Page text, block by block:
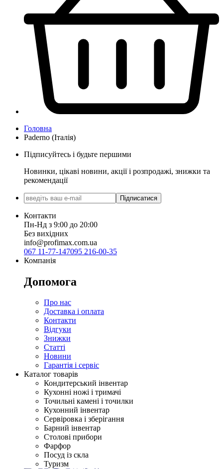
Головна
Paderno (Італія)
Підписуйтесь і будьте першими
Новинки, цікаві новини, акції і розпродажі, знижки та
рекомендації
Підписатися
Контакти
Пн-Нд з 9:00 до 20:00
Без вихідних
info@profimax.com.ua
067 11-77-147095 216-00-35
Компанія
Допомога
Про нас
Доставка і оплата
Контакти
Відгуки
Знижки
Статті
Новини
Гарантія і сервіс
Каталог товарів
Кондитерський інвентар
Кухонні ножі і тримачі
Точильні камені і точилки
Кухонний інвентар
Сервіровка і зберігання
Барний інвентар
Столові прибори
Фарфор
Посуд із скла
Туризм